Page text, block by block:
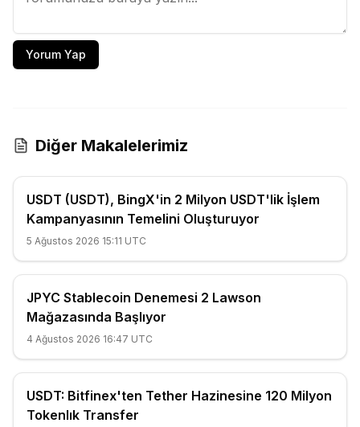
Yorum Yap
Diğer Makalelerimiz
USDT (USDT), BingX'in 2 Milyon USDT'lik İşlem
Kampanyasının Temelini Oluşturuyor
5 Ağustos 2026 15:11 UTC
JPYC Stablecoin Denemesi 2 Lawson
Mağazasında Başlıyor
4 Ağustos 2026 16:47 UTC
USDT: Bitfinex'ten Tether Hazinesine 120 Milyon
Tokenlık Transfer